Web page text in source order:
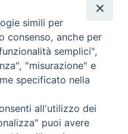
simili per
consenso, anche per
semplici",
"misurazione" e
specificato nella
all'utilizzo dei
puoi avere